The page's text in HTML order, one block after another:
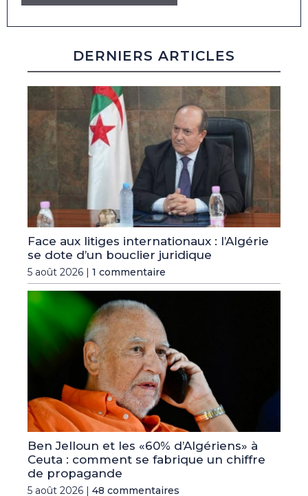
DERNIERS ARTICLES
Face aux litiges internationaux : l’Algérie
se dote d’un bouclier juridique
5 août 2026 | 1 commentaire
Ben Jelloun et les «60% d’Algériens» à
Ceuta : comment se fabrique un chiffre
de propagande
5 août 2026 | 48 commentaires